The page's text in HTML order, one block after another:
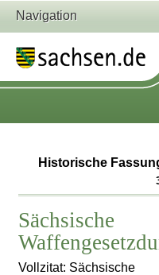
Navigation
Historische
Sächsische
Vollzitat: Sächsische